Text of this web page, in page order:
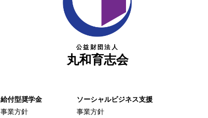
公益財団法人
丸和育志会
給付型奨学金
事業方針
ソーシャルビジネス支援
事業方針